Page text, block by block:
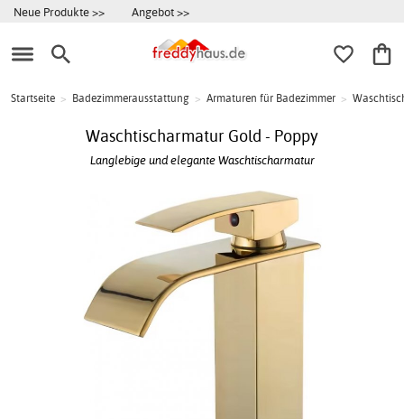
Neue Produkte >> Angebot >>
Startseite > Badezimmerausstattung > Armaturen für Badezimmer >
Waschtischarmatur Gold - Poppy
Langlebige und elegante Waschtischarmatur